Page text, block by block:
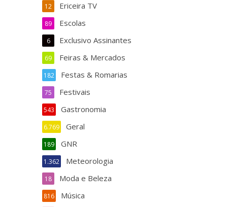
Ericeira TV
12
Escolas
89
Exclusivo Assinantes
6
Feiras & Mercados
69
Festas & Romarias
182
Festivais
75
Gastronomia
543
Geral
6.769
GNR
189
Meteorologia
1.362
Moda e Beleza
18
Música
816